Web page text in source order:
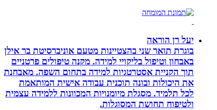
יעל רן הוראה
בוגרת תואר שני בהצטיינות מטעם אוניברסיטת בר אילן
באבחון וטיפול בליקויי למידה. מקנה טיפולים פרטניים
תוך הקניית אסטרטגיות למידה בתחום השפה. מאבחנת
את היכולות ובונה תוכנית עבודה אישית המותאמת
לכל תלמיד. מסגלת מיומנויות המכוונות ללמידה עצמית
ולטיפוח תחושת המסוגלות.